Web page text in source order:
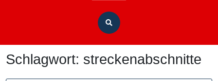
Schlagwort: streckenabschnitte